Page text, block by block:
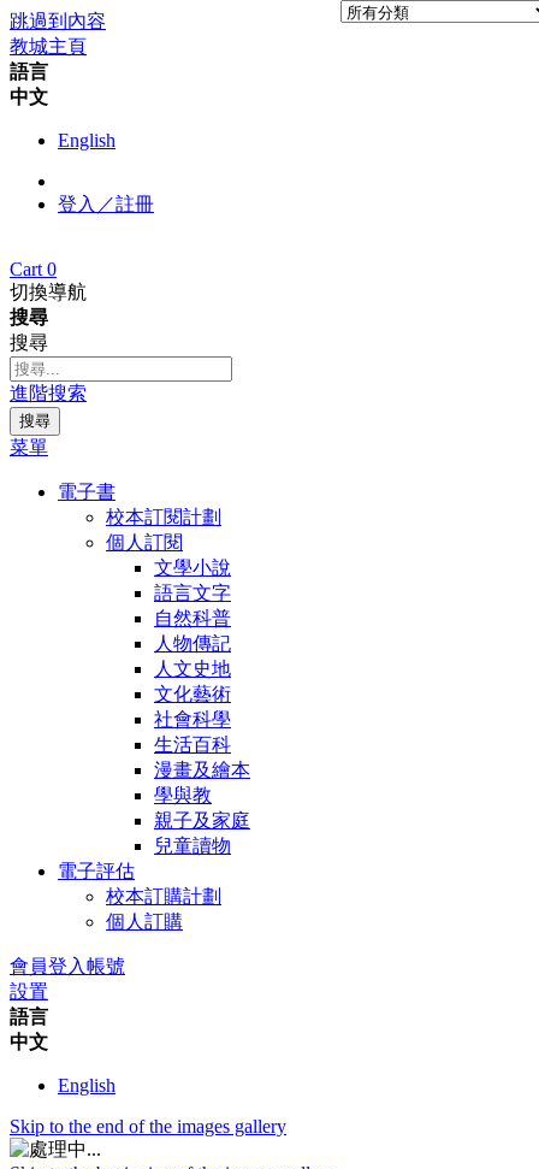
跳過到內容
教城主頁
語言
中文
English
登入／註冊
Cart 0
切換導航
搜尋
搜尋
進階搜索
搜尋
菜單
電子書
校本訂閱計劃
個人訂閱
文學小說
語言文字
自然科普
人物傳記
人文史地
文化藝術
社會科學
生活百科
漫畫及繪本
學與教
親子及家庭
兒童讀物
電子評估
校本訂購計劃
個人訂購
會員登入帳號
設置
語言
中文
English
Skip to the end of the images gallery